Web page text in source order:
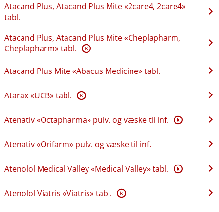
Atacand Plus, Atacand Plus Mite «2care4, 2care4»
tabl.
Atacand Plus, Atacand Plus Mite «Cheplapharm,
Cheplapharm» tabl. K
Atacand Plus Mite «Abacus Medicine» tabl.
Atarax «UCB» tabl. K
Atenativ «Octapharma» pulv. og væske til inf. K
Atenativ «Orifarm» pulv. og væske til inf.
Atenolol Medical Valley «Medical Valley» tabl. K
Atenolol Viatris «Viatris» tabl. K